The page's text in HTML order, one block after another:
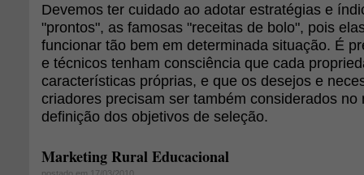
Devemos ter cuidado ao adotar estratégias e
"prontos", as famosas "receitas de bolo", pois
funcionar tão bem em determinada situação. É
e técnicos tenham consciência que cada
características próprias, e que os desejos e
criadores precisam ser também considerados no
definição dos objetivos de seleção.
Marketing Rural Educacional